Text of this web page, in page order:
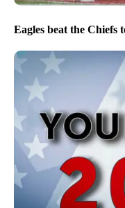
Eagles beat the